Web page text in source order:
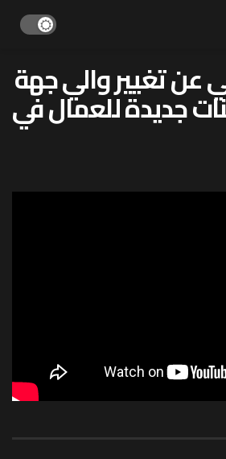
عن تغيير والي جهة
جديدة للعمال في